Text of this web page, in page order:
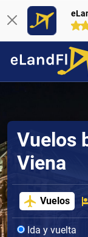
Vuelos
Viena
Vuelos
Ida y vuelta